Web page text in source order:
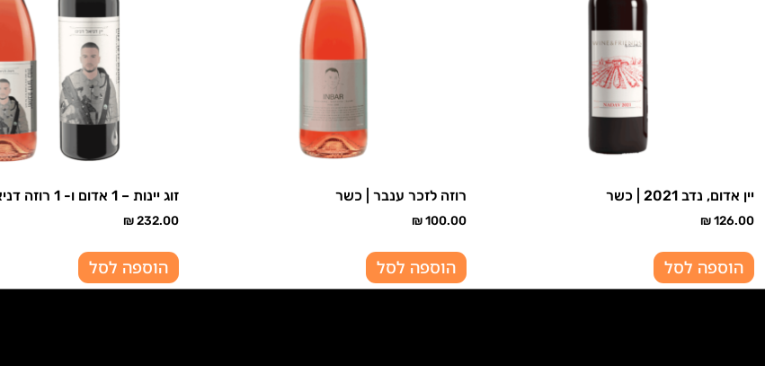
יין אדום, נדב 2021 | כשר
₪126.00
הוספה לסל
רוזה לזכר ענבר | כשר
₪100.00
הוספה לסל
זוג יינות – 1 אדום ו- 1 רוזה דניאל דנינו | כשר
₪232.00
הוספה לסל